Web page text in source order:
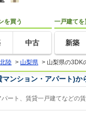
を買う
中古
一戸建てを
新築
陸 > 山梨県 > 山梨県の3DK
ンション・アパート)か
ート、賃貸一戸建てなどの